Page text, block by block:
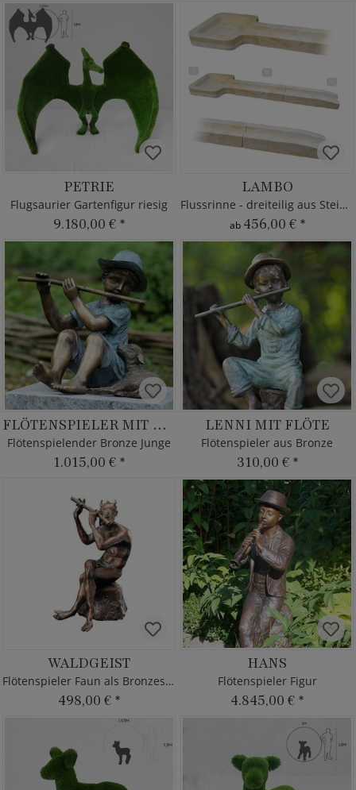
PETRIE
Flugsaurier Gartenfigur riesig
9.180,00 € *
LAMBO
Flussrinne - dreiteilig aus Steinguss
ab 456,00 € *
FLÖTENSPIELER MIT LAMM
Flötenspielender Bronze Junge
1.015,00 € *
LENNI MIT FLÖTE
Flötenspieler aus Bronze
310,00 € *
WALDGEIST
Flötenspieler Faun als Bronzeskulptur
498,00 € *
HANS
Flötenspieler Figur
4.845,00 € *